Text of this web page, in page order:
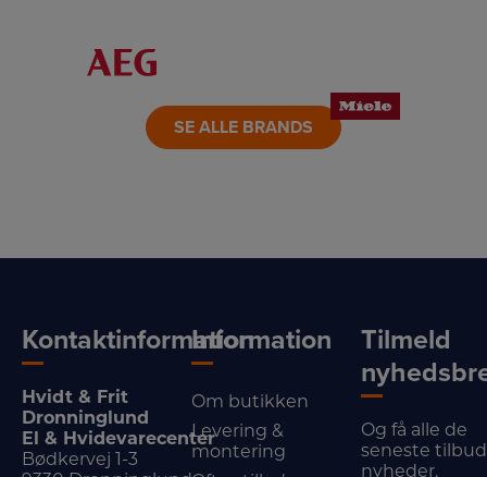
LINK
SE ALLE BRANDS
Kontaktinformation
Hvidt & Frit
Dronninglund
El & Hvidevarecenter
Bødkervej 1-3
Information
Om butikken
Levering &
montering
Tilmeld
Og få alle de
seneste
nyheder.